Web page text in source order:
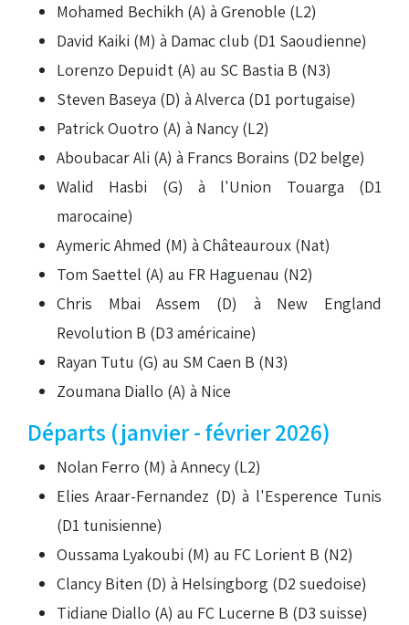
Mohamed Bechikh (A) à Grenoble (L2)
David Kaiki (M) à Damac club (D1 Saoudienne)
Lorenzo Depuidt (A) au SC Bastia B (N3)
Steven Baseya (D) à Alverca (D1 portugaise)
Patrick Ouotro (A) à Nancy (L2)
Aboubacar Ali (A) à Francs Borains (D2 belge)
Walid Hasbi (G) à l'Union Touarga (D1
marocaine)
Aymeric Ahmed (M) à Châteauroux (Nat)
Tom Saettel (A) au FR Haguenau (N2)
Chris Mbai Assem (D) à New England
Revolution B (D3 américaine)
Rayan Tutu (G) au SM Caen B (N3)
Zoumana Diallo (A) à Nice
Départs (janvier - février 2026)
Nolan Ferro (M) à Annecy (L2)
Elies Araar-Fernandez (D) à l'Esperence Tunis
(D1 tunisienne)
Oussama Lyakoubi (M) au FC Lorient B (N2)
Clancy Biten (D) à Helsingborg (D2 suedoise)
Tidiane Diallo (A) au FC Lucerne B (D3 suisse)